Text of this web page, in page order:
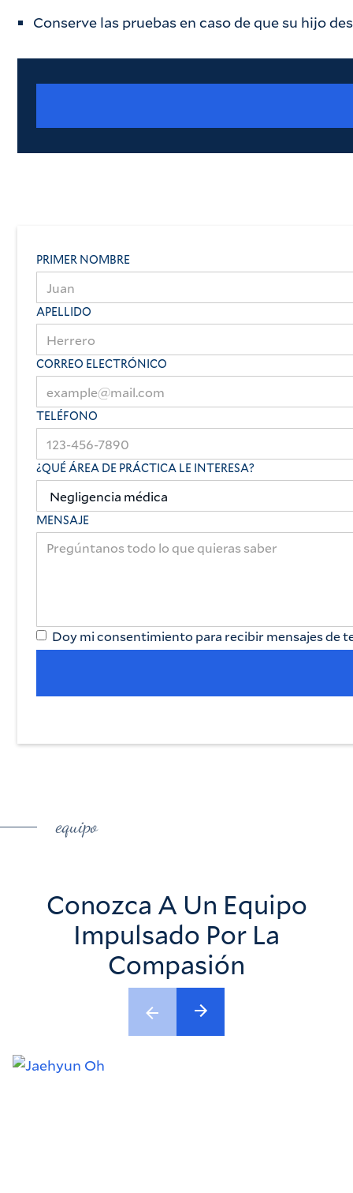
Conserve las pruebas en caso de que su hijo
PRIMER NOMBRE
APELLIDO
CORREO ELECTRÓNICO
TELÉFONO
¿QUÉ ÁREA DE PRÁCTICA LE INTERESA?
MENSAJE
Doy mi consentimiento para recibir mensajes de
equipo
Conozca A Un Equipo
Impulsado Por La
Compasión